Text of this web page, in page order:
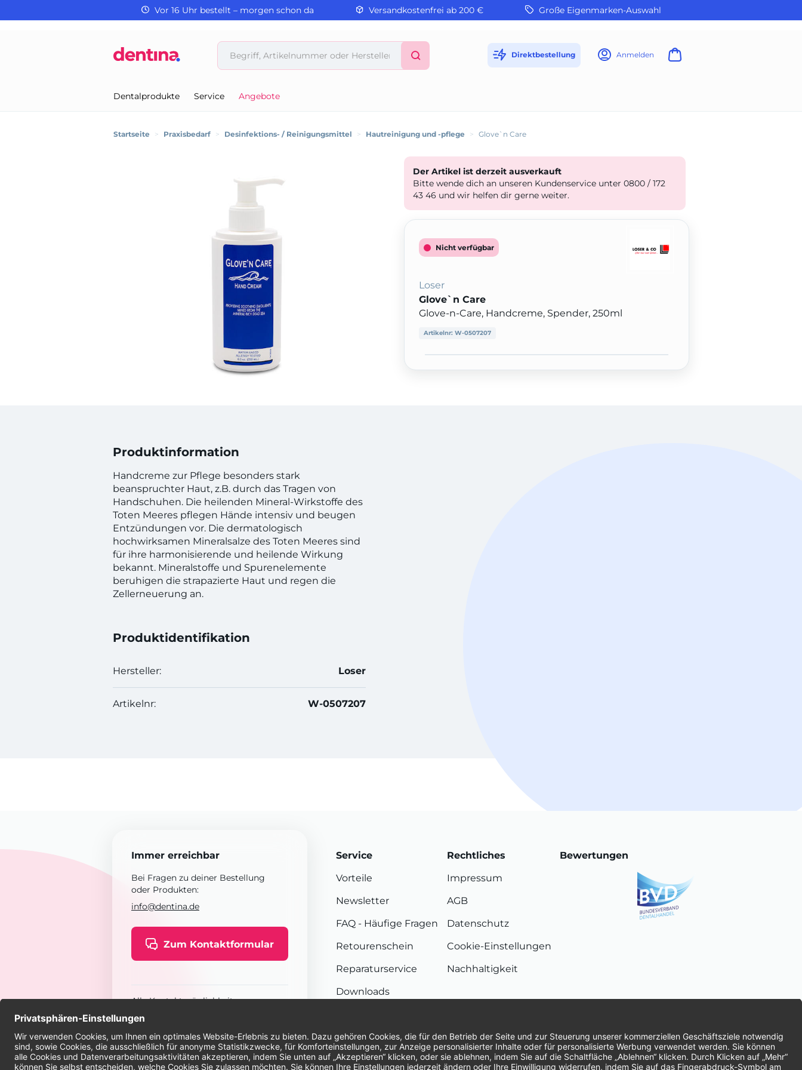
Vor 16 Uhr bestellt – morgen schon da Versandkostenfrei ab 200 € Große Eigenmarken-Auswahl
Direktbestellung Anmelden
Dentalprodukte Service Angebote
Startseite > Praxisbedarf > Desinfektions- / Reinigungsmittel > Hautreinigung und -pflege > Glove`n Care
Produktinformation
Handcreme zur Pflege besonders stark
beanspruchter Haut, z.B. durch das Tragen von
Handschuhen. Die heilenden Mineral-Wirkstoffe des
Toten Meeres pflegen Hände intensiv und beugen
Entzündungen vor. Die dermatologisch
hochwirksamen Mineralsalze des Toten Meeres sind
für ihre harmonisierende und heilende Wirkung
bekannt. Mineralstoffe und Spurenelemente
beruhigen die strapazierte Haut und regen die
Zellerneuerung an.
Produktidentifikation
Hersteller: Loser
Artikelnr: W-0507207
Der Artikel ist derzeit ausverkauft
Bitte wende dich an unseren Kundenservice unter 0800 / 172
43 46 und wir helfen dir gerne weiter.
Nicht verfügbar
Loser
Glove`n Care
Glove-n-Care, Handcreme, Spender, 250ml
Artikelnr: W-0507207
Immer erreichbar
Bei Fragen zu deiner Bestellung
oder Produkten:
info@dentina.de
Zum Kontaktformular
Alle Kontaktmöglichkeiten
Service
Vorteile
Newsletter
FAQ - Häufige Fragen
Retourenschein
Reparaturservice
Downloads
Rechtliches
Impressum
AGB
Datenschutz
Cookie-Einstellungen
Nachhaltigkeit
Bewertungen